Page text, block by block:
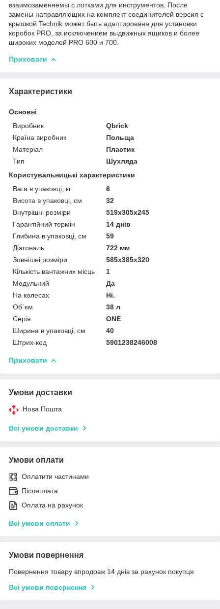
взаимозаменяемы с лотками для инструментов. После
замены направляющих на комплект соединителей версия с
крышкой Technik может быть адаптирована для установки
коробок PRO, за исключением выдвижных ящиков и более
широких моделей PRO 600 и 700.
Приховати
Характеристики
Основні
Виробник
Qbrick
Країна виробник
Польща
Матеріал
Пластик
Тип
Шухляда
Користувальницькі характеристики
Вага в упаковці, кг
6
Висота в упаковці, см
32
Внутрішні розміри
519х305х245
Гарантійний термін
14 днів
Глибина в упаковці, см
59
Діагональ
722 мм
Зовнішні розміри
585х385х320
Кількість вантажних місць
1
Модульний
Да
На колесах
Ні.
Об`єм
38 л
Серія
ONE
Ширина в упаковці, см
40
Штрих-код
5901238246008
Приховати
Умови доставки
Нова Пошта
Всі умови доставки
Умови оплати
Оплатити частинами
Післяплата
Оплата на рахунок
Всі умови оплати
Умови повернення
Повернення товару впродовж 14 днів за рахунок покупця
Всі умови повернення